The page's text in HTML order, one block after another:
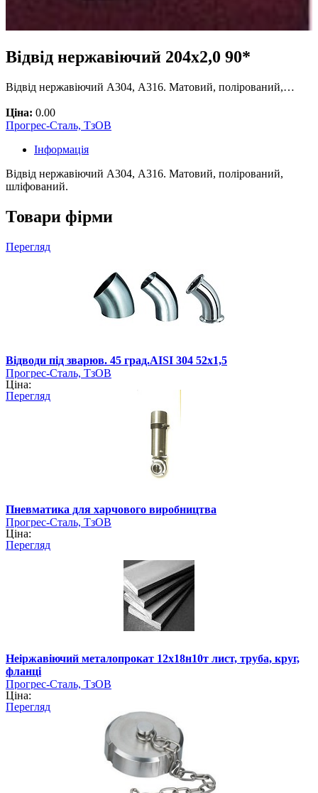
Відвід нержавіючий 204х2,0 90*
Відвід нержавіючий А304, А316. Матовий, полірований,…
Ціна: 0.00
Прогрес-Сталь, ТзОВ
Інформація
Відвід нержавіючий А304, А316. Матовий, полірований,
шліфований.
Товари фірми
Перегляд
Відводи під зварюв. 45 град.AISI 304 52х1,5
Прогрес-Сталь, ТзОВ
Ціна:
Перегляд
Пневматика для харчового виробництва
Прогрес-Сталь, ТзОВ
Ціна:
Перегляд
Неіржавіючий металопрокат 12х18н10т лист, труба, круг,
фланці
Прогрес-Сталь, ТзОВ
Ціна:
Перегляд